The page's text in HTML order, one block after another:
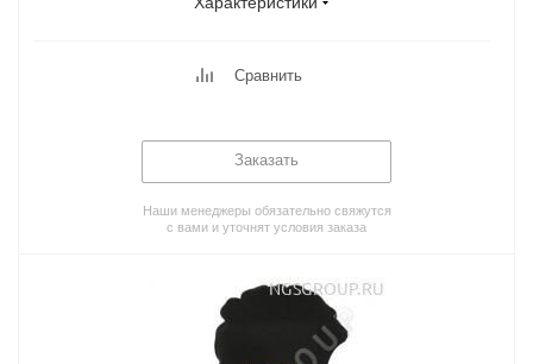
Сравнить
Заказать
Наши менеджеры обязательно свяжутся
с вами и уточнят условия заказа